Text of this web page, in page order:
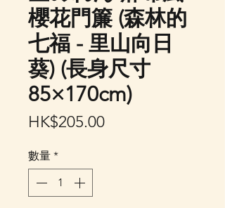
櫻花門簾 (森林的
七福 - 里山向日
葵) (長身尺寸
85×170cm)
HK$205.00價
數量 *